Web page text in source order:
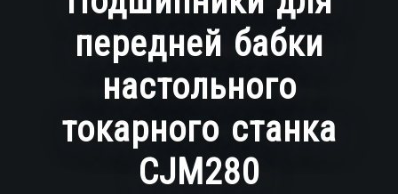
передней бабки
настольного
токарного станка
CJM280